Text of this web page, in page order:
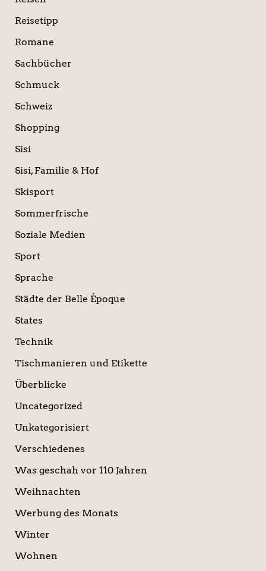
Reisetipp
Romane
Sachbücher
Schmuck
Schweiz
Shopping
Sisi
Sisi, Familie & Hof
Skisport
Sommerfrische
Soziale Medien
Sport
Sprache
Städte der Belle Époque
States
Technik
Tischmanieren und Etikette
Überblicke
Uncategorized
Unkategorisiert
Verschiedenes
Was geschah vor 110 Jahren
Weihnachten
Werbung des Monats
Winter
Wohnen